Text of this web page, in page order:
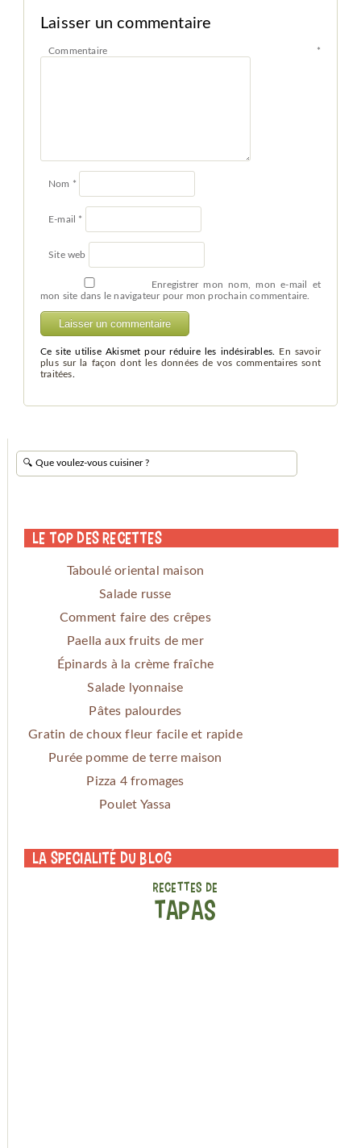
Laisser un commentaire
Commentaire *
Nom *
E-mail *
Site web
Enregistrer mon nom, mon e-mail et
mon site dans le navigateur pour mon prochain commentaire.
Ce site utilise Akismet pour réduire les indésirables. En savoir
plus sur la façon dont les données de vos commentaires sont
traitées.
Le Top des Recettes
Taboulé oriental maison
Salade russe
Comment faire des crêpes
Paella aux fruits de mer
Épinards à la crème fraîche
Salade lyonnaise
Pâtes palourdes
Gratin de choux fleur facile et rapide
Purée pomme de terre maison
Pizza 4 fromages
Poulet Yassa
La specialité du blog
RECETTES DE
TAPAS